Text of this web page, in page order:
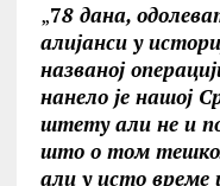
„78 дана,
алијанси у
названој
нанело је нашој
штету али не и
што о том
али у исто време